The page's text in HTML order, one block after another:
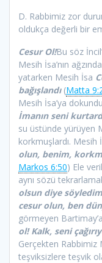
D. Rabbimiz zor
oldukça değerli bir
Cesur Ol!Bu söz
Mesih İsa’nın
yatarken Mesih İsa
bağışlandı(Matta
Mesih İsa’ya
İmanın seni
su üstünde yürüyen
korkmuşlardı.
olun, benim,
Markos 6:50) Ele
aynı sözü
olsun diye
cesur olun, ben
görmeyen
ol! Kalk, seni
Gerçekten
teşviksizlere teşvik